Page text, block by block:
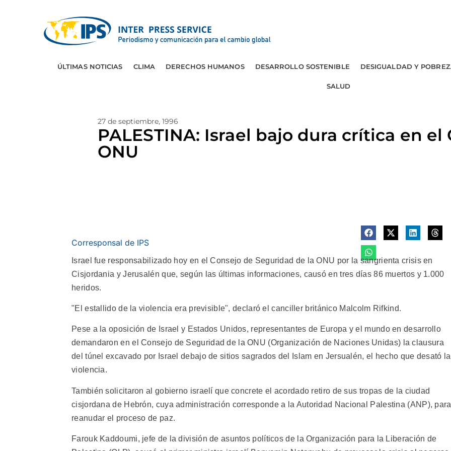
ÚLTIMAS NOTICIAS CLIMA DERECHOS HUMANOS DESARROLLO SOSTENIBLE DESIGUALDAD Y
SALUD
27 de septiembre, 1996
PALESTINA: Israel bajo dura crítica en el
ONU
Corresponsal de IPS
Israel fue responsabilizado hoy en el Consejo de Seguridad de la ONU por la sangrienta crisis en
Cisjordania y Jerusalén que, según las últimas informaciones, causó en tres días 86 muertos y 1.000
heridos.
"El estallido de la violencia era previsible", declaró el canciller británico Malcolm Rifkind.
Pese a la oposición de Israel y Estados Unidos, representantes de Europa y el mundo en desarrollo
demandaron en el Consejo de Seguridad de la ONU (Organización de Naciones Unidas) la clausura
del túnel excavado por Israel debajo de sitios sagrados del Islam en Jersualén, el hecho que desató la
violencia.
También solicitaron al gobierno israelí que concrete el acordado retiro de sus tropas de la ciudad
cisjordana de Hebrón, cuya administración corresponde a la Autoridad Nacional Palestina (ANP), para
reanudar el proceso de paz.
Farouk Kaddoumi, jefe de la división de asuntos políticos de la Organización para la Liberación de